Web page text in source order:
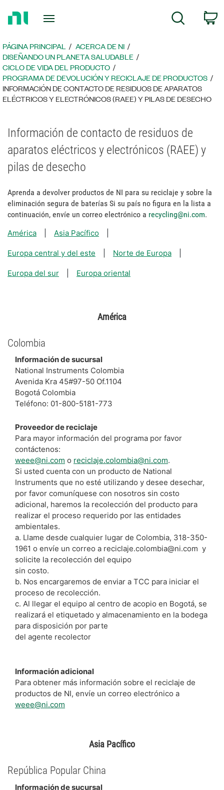
página
principal
Búsqueda
PÁGINA PRINCIPAL
ACERCA DE NI
DISEÑANDO UN PLANETA SALUDABLE
CICLO DE VIDA DEL PRODUCTO
PROGRAMA DE DEVOLUCIÓN Y RECICLAJE DE PRODUCTOS
INFORMACIÓN DE CONTACTO DE RESIDUOS DE APARATOS
ELÉCTRICOS Y ELECTRÓNICOS (RAEE) Y PILAS DE DESECHO
Información de contacto de residuos de
aparatos eléctricos y electrónicos (RAEE) y
pilas de desecho
Aprenda a devolver productos de NI para su reciclaje y sobre la
eliminación segura de baterías Si su país no figura en la lista a
continuación, envíe un correo electrónico a recycling@ni.com.
América
Asia Pacífico
Europa central y del este Norte de Europa
Europa del sur Europa oriental
América
Colombia
Información de sucursal
National Instruments Colombia
Avenida Kra 45#97-50 Of.1104
Bogotá Colombia
Teléfono: 01-800-5181-773
Proveedor de reciclaje
Para mayor información del programa por favor
contáctenos:
weee@ni.com o reciclaje.colombia@ni.com.
Si usted cuenta con un producto de National
Instruments que no esté utilizando y desee desechar,
por favor comuníquese con nosotros sin costo
adicional, haremos la recolección del producto para
realizar el proceso requerido por las entidades
ambientales.
a. Llame desde cualquier lugar de Colombia, 318-350-
1961 o envíe un correo a reciclaje.colombia@ni.com y
solicite la recolección del equipo
sin costo.
b. Nos encargaremos de enviar a TCC para iniciar el
proceso de recolección.
c. Al llegar el equipo al centro de acopio en Bogotá, se
realizará el etiquetado y almacenamiento en la bodega
para disposición por parte
del agente recolector
Información adicional
Para obtener más información sobre el reciclaje de
productos de NI, envíe un correo electrónico a
weee@ni.com
Asia Pacífico
República Popular China
Información de sucursal